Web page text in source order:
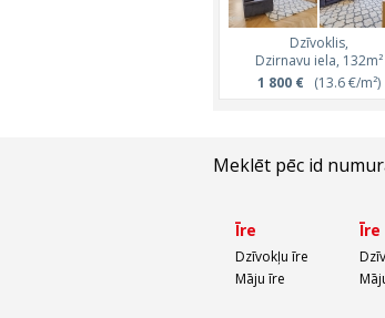
Dzīvoklis,
Dzirnavu iela, 132m²
1 800 €(13.6 €/m²)
Meklēt pēc id
Īre
Dzīvokļu īre
Māju īre
Īre